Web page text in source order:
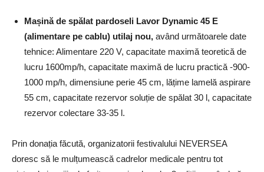
Mașină de spălat pardoseli Lavor Dynamic 45 E
(alimentare pe cablu) utilaj nou, având următoarele date
tehnice: Alimentare 220 V, capacitate maximă teoretică de
lucru 1600mp/h, capacitate maximă de lucru practică -900-
1000 mp/h, dimensiune perie 45 cm, lățime lamelă aspirare
55 cm, capacitate rezervor soluție de spălat 30 l, capacitate
rezervor colectare 33-35 l.
Prin donația făcută, organizatorii festivalului NEVERSEA
doresc să le mulțumească cadrelor medicale pentru tot